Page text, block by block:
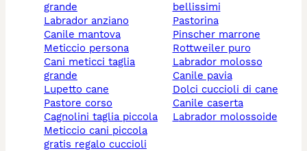
grande
labrador anziano
canile mantova
meticcio persona
cani meticci taglia
grande
lupetto cane
pastore corso
cagnolini taglia piccola
meticcio cani piccola
gratis regalo cuccioli
bellissimi
pastorina
pinscher marrone
rottweiler puro
labrador molosso
canile pavia
dolci cuccioli di cane
canile caserta
labrador molossoide